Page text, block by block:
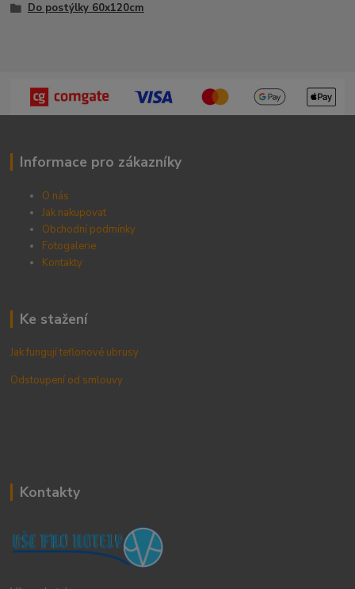
Do postýlky 60x120cm
Informace pro zákazníky
O nás
Jak nakupovat
Obchodní podmínky
Fotogalerie
Kontakty
Ke stažení
Jak fungují teflonové ubrusy
Odstoupení od smlouvy
Kontakty